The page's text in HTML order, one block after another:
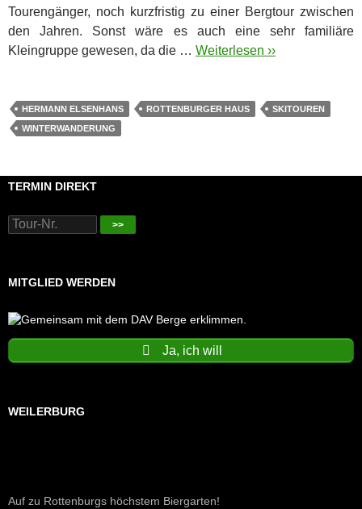
Tourengänger, noch kurzfristig zu einer Bergtour zwischen
den Jahren. Sonst wäre es auch eine sehr familiäre
Kleingruppe gewesen, da die … Weiterlesen ››
HERMANN ELSENHANS ROTTENBURGER HAUS
SKITOUREN
WINTERWANDERUNG
TERMIN DIREKT
>>
MITGLIED WERDEN
Ja, ich will
WEILERBURG
Auf zu Rottenburgs höchstem Biergarten!